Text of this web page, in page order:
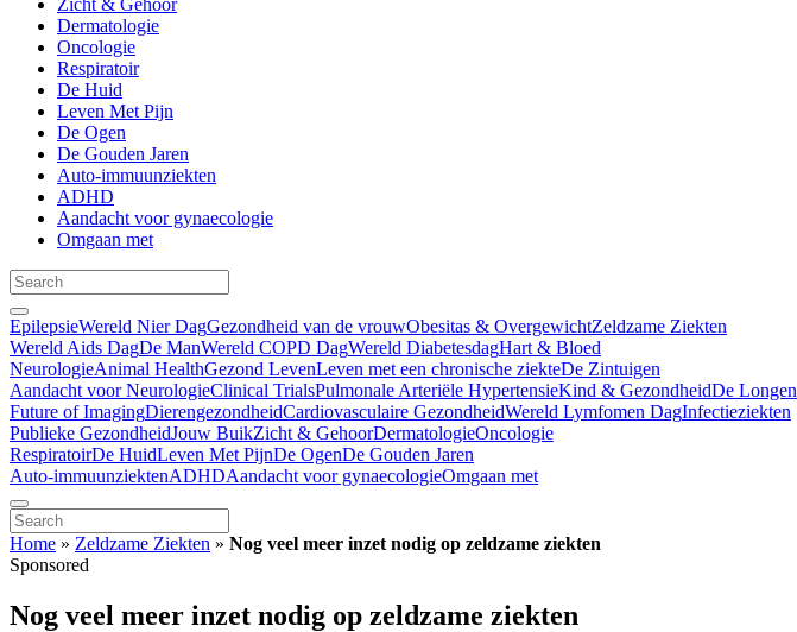
Zicht & Gehoor
Dermatologie
Oncologie
Respiratoir
De Huid
Leven Met Pijn
De Ogen
De Gouden Jaren
Auto-immuunziekten
ADHD
Aandacht voor gynaecologie
Omgaan met
EpilepsieWereld Nier DagGezondheid van de vrouwObesitas & OvergewichtZeldzame Ziekten
Wereld Aids DagDe ManWereld COPD DagWereld DiabetesdagHart & Bloed
NeurologieAnimal HealthGezond LevenLeven met een chronische ziekteDe Zintuigen
Aandacht voor NeurologieClinical TrialsPulmonale Arteriële HypertensieKind & GezondheidDe Longen
Future of ImagingDierengezondheidCardiovasculaire GezondheidWereld Lymfomen DagInfectieziekten
Publieke GezondheidJouw BuikZicht & GehoorDermatologieOncologie
RespiratoirDe HuidLeven Met PijnDe OgenDe Gouden Jaren
Auto-immuunziektenADHDAandacht voor gynaecologieOmgaan met
Home » Zeldzame Ziekten » Nog veel meer inzet nodig op zeldzame ziekten
Sponsored
Nog veel meer inzet nodig op zeldzame ziekten